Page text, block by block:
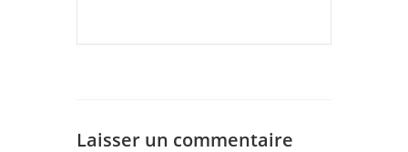
Laisser un commentaire